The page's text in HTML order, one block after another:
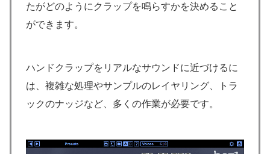
たがどのようにクラップを鳴らすかを決めること
ができます。
ハンドクラップをリアルなサウンドに近づけるに
は、複雑な処理やサンプルのレイヤリング、トラ
ックのナッジなど、多くの作業が必要です。